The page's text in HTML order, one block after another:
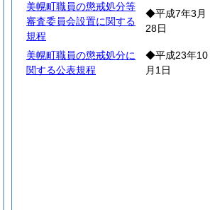
美幌町職員の懲戒処分等
審査委員会設置に関する
規程
◆平成7年3月
28日
美幌町職員の懲戒処分に
関する公表規程
◆平成23年10
月1日